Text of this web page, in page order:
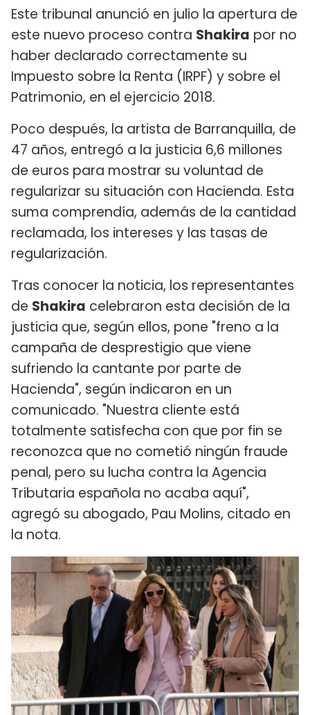
Este tribunal anunció en julio la apertura de
este nuevo proceso contra Shakira por no
haber declarado correctamente su
Impuesto sobre la Renta (IRPF) y sobre el
Patrimonio, en el ejercicio 2018.
Poco después, la artista de Barranquilla, de
47 años, entregó a la justicia 6,6 millones
de euros para mostrar su voluntad de
regularizar su situación con Hacienda. Esta
suma comprendía, además de la cantidad
reclamada, los intereses y las tasas de
regularización.
Tras conocer la noticia, los representantes
de Shakira celebraron esta decisión de la
justicia que, según ellos, pone "freno a la
campaña de desprestigio que viene
sufriendo la cantante por parte de
Hacienda", según indicaron en un
comunicado. "Nuestra cliente está
totalmente satisfecha con que por fin se
reconozca que no cometió ningún fraude
penal, pero su lucha contra la Agencia
Tributaria española no acaba aquí",
agregó su abogado, Pau Molins, citado en
la nota.